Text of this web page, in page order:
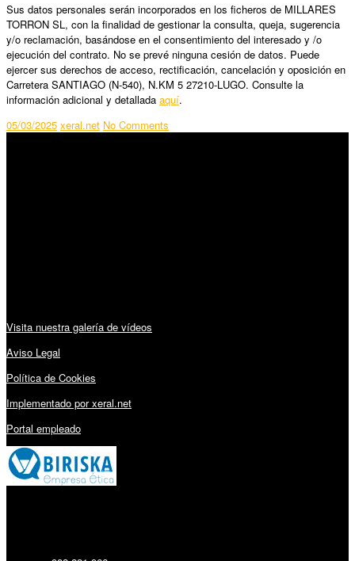
Sus datos personales serán incorporados en los ficheros de MILLARES
TORRON SL, con la finalidad de gestionar la consulta, queja, sugerencia
y/o reclamación, basándose en el consentimiento del interesado y /o
ejecución del contrato. No se prevé ninguna cesión de datos. Puede
ejercer sus derechos de acceso, rectificación, cancelación y oposición en
Carretera SANTIAGO (N-540), N.KM 5 27210-LUGO. Consulte la
información adicional y detallada aquí.
05/03/2025 xeral.net No Comments
Visita nuestra galería de vídeos
Aviso Legal
Política de Cookies
Implementado por xeral.net
Portal empleado